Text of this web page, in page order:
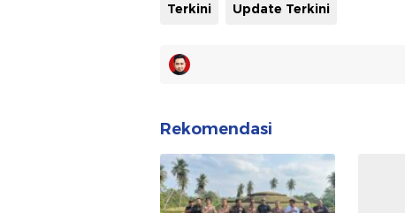
Terkini Update Terkini
Rekomendasi